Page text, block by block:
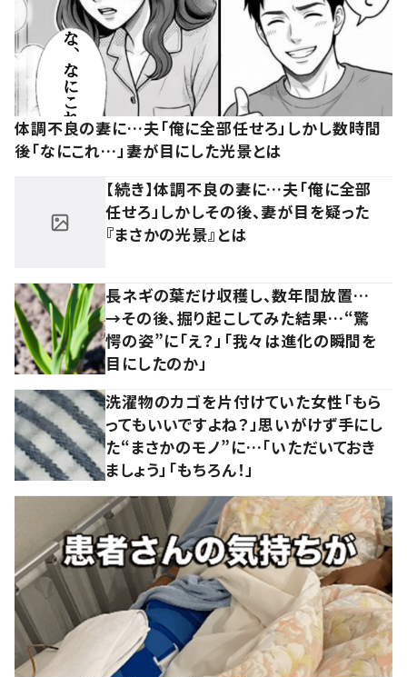
体調不良の妻に…夫「俺に全部任せろ」しかし数時間
後「なにこれ…」妻が目にした光景とは
【続き】体調不良の妻に…夫「俺に全部
任せろ」しかしその後、妻が目を疑った
『まさかの光景』とは
長ネギの葉だけ収穫し、数年間放置…
→その後、掘り起こしてみた結果…“驚
愕の姿”に「え？」「我々は進化の瞬間を
目にしたのか」
洗濯物のカゴを片付けていた女性「もら
ってもいいですよね？」思いがけず手にし
た“まさかのモノ”に…「いただいておき
ましょう」「もちろん！」